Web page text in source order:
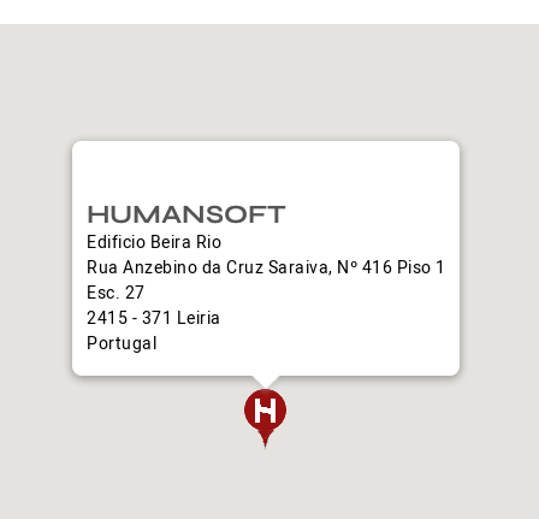
HUMANSOFT
Edificio Beira Rio
Rua Anzebino da Cruz Saraiva, Nº 416 Piso 1
Esc. 27
2415 - 371 Leiria
Portugal